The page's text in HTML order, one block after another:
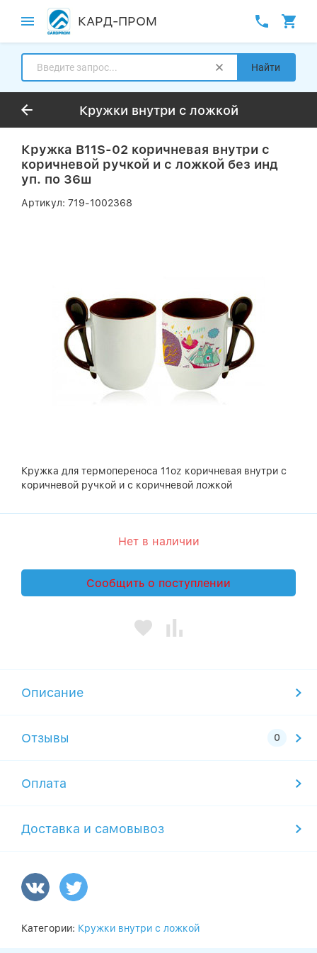
КАРД-ПРОМ
Найти
Кружки внутри с ложкой
Кружка B11S-02 коричневая внутри с
коричневой ручкой и с ложкой без инд
уп. по 36ш
Артикул: 719-1002368
Кружка для термопереноса 11oz коричневая внутри с
коричневой ручкой и с коричневой ложкой
Нет в наличии
Сообщить о поступлении
Описание
Отзывы
Оплата
Доставка и самовывоз
Категории: Кружки внутри с ложкой